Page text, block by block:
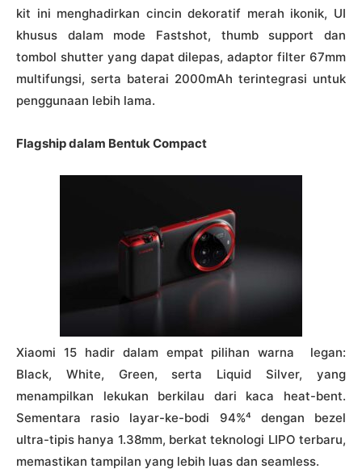
kit ini menghadirkan cincin dekoratif merah ikonik, UI
khusus dalam mode Fastshot, thumb support dan
tombol shutter yang dapat dilepas, adaptor filter 67mm
multifungsi, serta baterai 2000mAh terintegrasi untuk
penggunaan lebih lama.
Flagship dalam Bentuk Compact
Xiaomi 15 hadir dalam empat pilihan warna legan:
Black, White, Green, serta Liquid Silver, yang
menampilkan lekukan berkilau dari kaca heat-bent.
Sementara rasio layar-ke-bodi 94%⁴ dengan bezel
ultra-tipis hanya 1.38mm, berkat teknologi LIPO terbaru,
memastikan tampilan yang lebih luas dan seamless.